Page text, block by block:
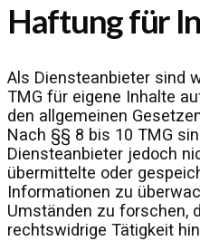
Haftung für
Als Diensteanbieter sind
TMG für eigene Inhalte
den allgemeinen
Nach §§ 8 bis 10 TMG
Diensteanbieter jedoch
übermittelte oder
Informationen zu
Umständen zu forschen,
rechtswidrige Tätigkeit